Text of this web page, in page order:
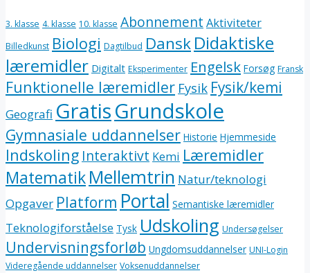
3. klasse 4. klasse 10. klasse Abonnement Aktiviteter
Billedkunst Biologi Dagtilbud DanskDidaktiske
læremidler Digitalt Eksperimenter Engelsk Forsøg Fransk
Funktionelle læremidler Fysik Fysik/kemi
Geografi GratisGrundskole
Gymnasiale uddannelser Historie Hjemmeside
Indskoling Interaktivt Kemi Læremidler
MatematikMellemtrin Natur/teknologi
Opgaver Platform Portal Semantiske læremidler
Teknologiforståelse Tysk Udskoling Undersøgelser
Undervisningsforløb Ungdomsuddannelser UNI-Login
Videregående uddannelser Voksenuddannelser